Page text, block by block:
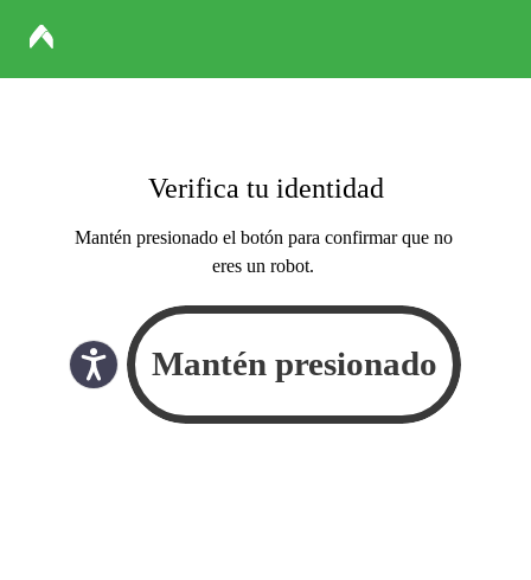
Verifica tu identidad
Mantén presionado el botón para confirmar que no
eres un robot.